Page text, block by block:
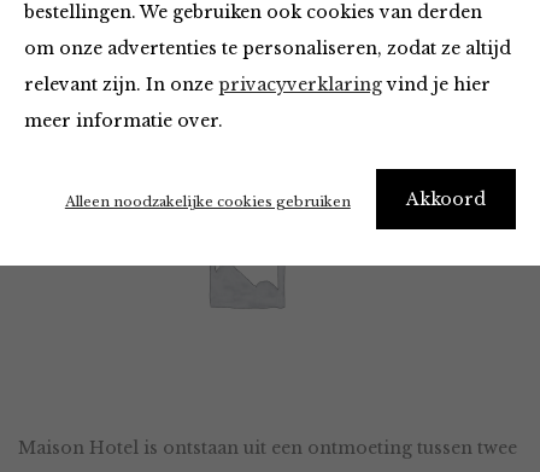
bestellingen. We gebruiken ook cookies van derden
om onze advertenties te personaliseren, zodat ze altijd
relevant zijn. In onze privacyverklaringvind je hier
meer informatie over.
Akkoord
Alleen noodzakelijke cookies gebruiken
Maison Hotel
Maison Hotel is ontstaan uit een ontmoeting tussen twee